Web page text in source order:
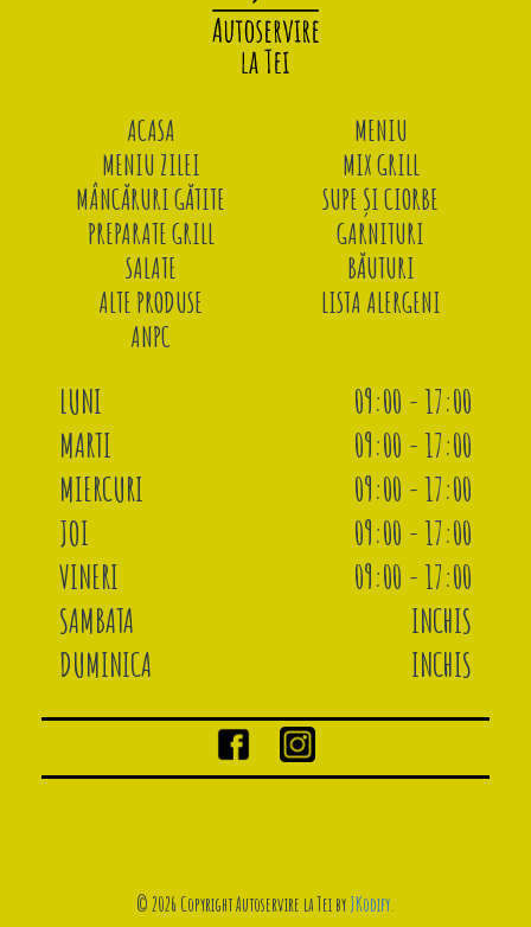
ACASA
MENIU
MENIU ZILEI
MIX GRILL
MÂNCĂRURI GĂTITE
SUPE ȘI CIORBE
PREPARATE GRILL
GARNITURI
SALATE
BĂUTURI
ALTE PRODUSE
LISTA ALERGENI
ANPC
LUNI
09:00 - 17:00
MARTI
09:00 - 17:00
MIERCURI
09:00 - 17:00
JOI
09:00 - 17:00
VINERI
09:00 - 17:00
SAMBATA
INCHIS
DUMINICA
INCHIS
© 2026 Copyright Autoservire la Tei byJKodify.